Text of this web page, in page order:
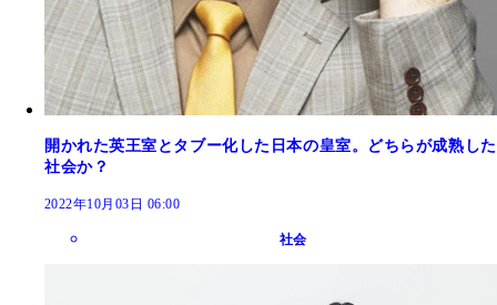
開かれた英王室とタブー化した日本の皇室。どちらが成熟した
社会か？
2022年10月03日 06:00
社会